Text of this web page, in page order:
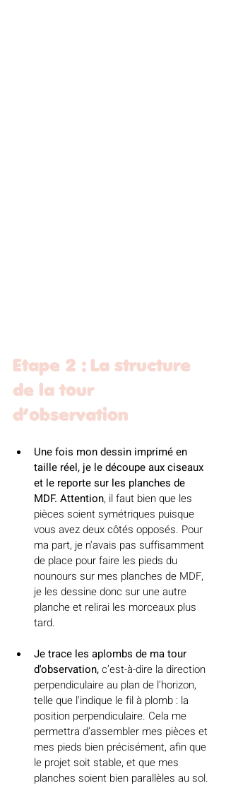
Etape 2 : La structure
de la tour
d’observation
Une fois mon dessin imprimé en
taille réel, je le découpe aux ciseaux
et le reporte sur les planches de
MDF. Attention, il faut bien que les
pièces soient symétriques puisque
vous avez deux côtés opposés. Pour
ma part, je n'avais pas suffisamment
de place pour faire les pieds du
nounours sur mes planches de MDF,
je les dessine donc sur une autre
planche et relirai les morceaux plus
tard.
Je trace les aplombs de ma tour
d'observation, c’est-à-dire la direction
perpendiculaire au plan de l'horizon,
telle que l'indique le fil à plomb : la
position perpendiculaire. Cela me
permettra d’assembler mes pièces et
mes pieds bien précisément, afin que
le projet soit stable, et que mes
planches soient bien parallèles au sol.